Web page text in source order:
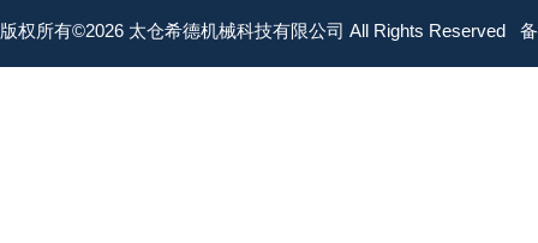
版权所有©2026 太仓希德机械科技有限公司 All Rights Reserved